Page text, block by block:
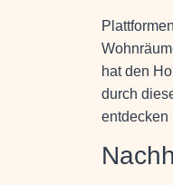
hat den
durch
entdecken